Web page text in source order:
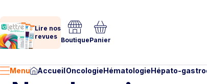
Lire nos
revues BoutiquePanier
Menu AccueilOncologieHématologieHépato-